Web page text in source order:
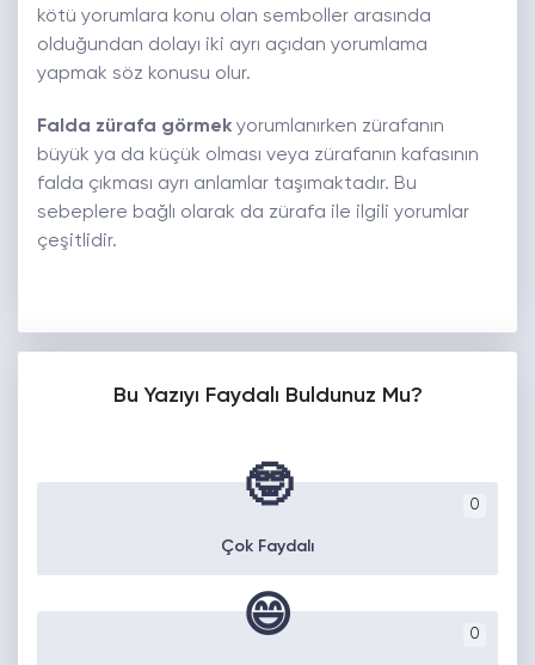
kötü yorumlara konu olan semboller arasında
olduğundan dolayı iki ayrı açıdan yorumlama
yapmak söz konusu olur.
Falda zürafa görmek yorumlanırken zürafanın
büyük ya da küçük olması veya zürafanın kafasının
falda çıkması ayrı anlamlar taşımaktadır. Bu
sebeplere bağlı olarak da zürafa ile ilgili yorumlar
çeşitlidir.
Bu Yazıyı Faydalı Buldunuz Mu?
0
🤓
Çok Faydalı
0
😄